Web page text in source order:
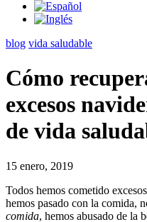
blog vida saludable
Cómo
excesos
de vida
15 enero, 2019
Todos hemos cometido
hemos pasado con la comida,
comida, hemos abusado de la